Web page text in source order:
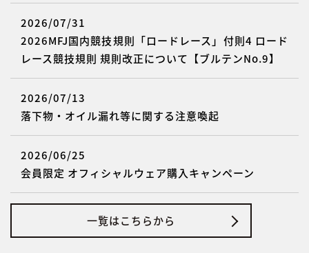
2026/07/31
2026MFJ国内競技規則「ロードレース」付則4 ロード
レース競技規則 規則改正について【ブルテンNo.9】
2026/07/13
落下物・オイル漏れ等に関する注意喚起
2026/06/25
会員限定 オフィシャルウェア購入キャンペーン
一覧はこちらから